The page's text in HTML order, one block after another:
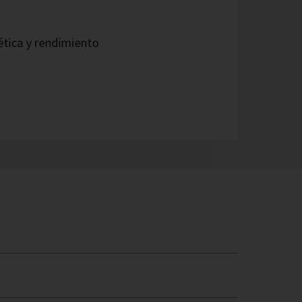
y rendimiento